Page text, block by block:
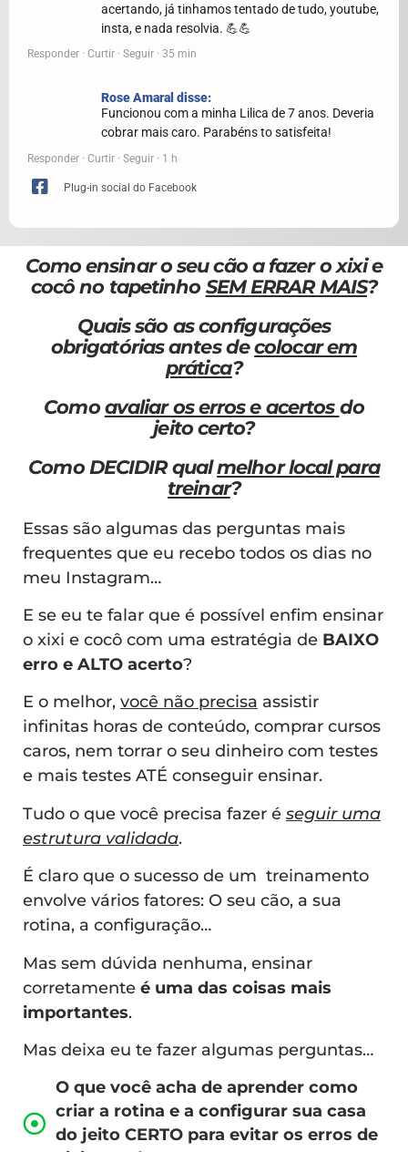
acertando, já tinhamos tentado de tudo, youtube,
insta, e nada resolvia. 💪💪
Responder · Curtir · Seguir · 35 min
Rose Amaral disse:
Funcionou com a minha Lilica de 7 anos. Deveria
cobrar mais caro. Parabéns to satisfeita!
Responder · Curtir · Seguir · 1 h
Plug-in social do Facebook
Como ensinar o seu cão a fazer o xixi e
cocô no tapetinho SEM ERRAR MAIS?
Quais são as configurações
obrigatórias antes decolocar em
prática?
Como avaliar os erros e acertos do
jeito certo?
Como DECIDIR qualmelhor local para
treinar?
Essas são algumas das perguntas mais
frequentes que eu recebo todos os dias no
meu Instagram…
E se eu te falar que é possível enfim ensinar
o xixi e cocô com uma estratégia de BAIXO
erro e ALTO acerto?
E o melhor, você não precisa assistir
infinitas horas de conteúdo, comprar cursos
caros, nem torrar o seu dinheiro com testes
e mais testes ATÉ conseguir ensinar.
Tudo o que você precisa fazer é seguir uma
estrutura validada.
É claro que o sucesso de um treinamento
envolve vários fatores: O seu cão, a sua
rotina, a configuração…
Mas sem dúvida nenhuma, ensinar
corretamente é uma das coisas mais
importantes.
Mas deixa eu te fazer algumas perguntas…
O que você acha de aprender como
criar a rotina e a configurar sua casa
do jeito CERTO para evitar os erros de